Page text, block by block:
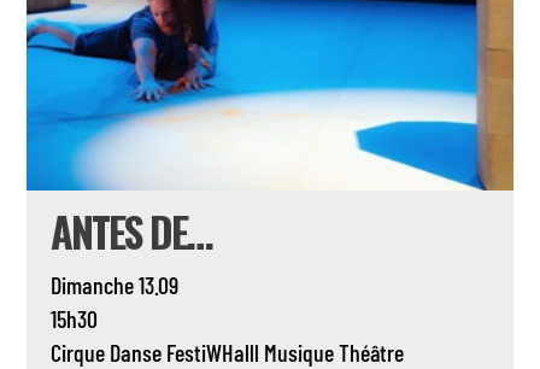
ANTES DE…
Dimanche 13.09
15h30
Cirque Danse FestiWHalll MusiqueThéâtre